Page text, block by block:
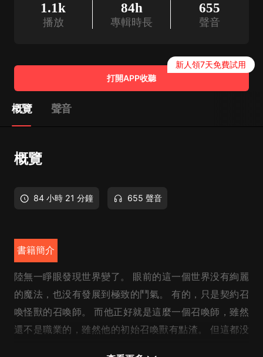
1.1k
播放
84h
專輯時長
655
聲音
打開APP收聽
新人領7天免費試用
概覽 聲音
概覽
84 小時 21 分鐘 655 聲音
書籍簡介
陸無一睜眼發現世界變了。 眼前的這一個世界没有絢麗
的魔法，也没有發展到極致的鬥氣。 有的，只是契約召
喚怪獸的召喚師。 而他正好就是這麼一個召喚師，雖然
還不是職業的，雖然他的初始召喚獸有點渣。 但這都没